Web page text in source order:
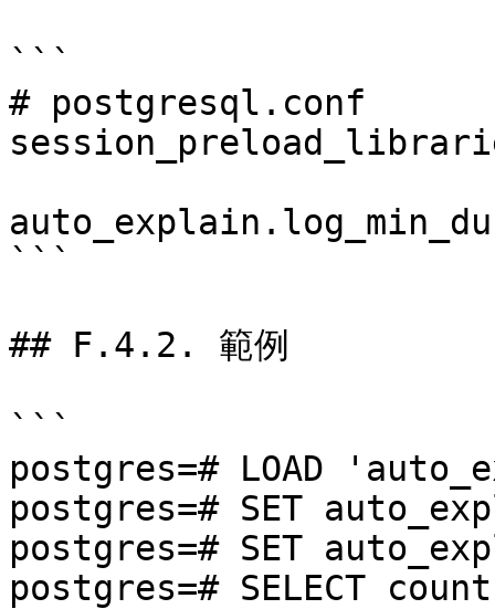
```
# postgresql.conf
```
## F.4.2. 範例
```
postgres=# LOAD
postgres=# SET
postgres=# SET
postgres=# SELECT